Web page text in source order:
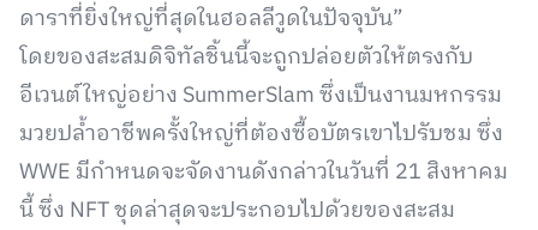
ดาราที่ยิ่งใหญ่ที่สุดในฮอลลีวูดในปัจจุบัน”
โดยของสะสมดิจิทัลชิ้นนี้จะถูกปล่อยตัวให้ตรงกับ
อีเวนต์ใหญ่อย่าง SummerSlam ซึ่งเป็นงานมหกรรม
มวยปล้ำอาชีพครั้งใหญ่ที่ต้องซื้อบัตรเขาไปรับชม ซึ่ง
WWE มีกำหนดจะจัดงานดังกล่าวในวันที่ 21 สิงหาคม
นี้ ซึ่ง NFT ชุดล่าสุดจะประกอบไปด้วยของสะสม